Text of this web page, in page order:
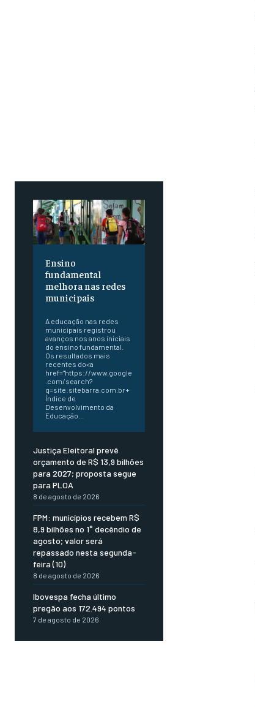
Ensino
fundamental
melhora nas redes
municipais
A educação nas redes
municipais registrou
avanços nos anos iniciais
do ensino fundamental.
Os resultados mais
recentes do<a
href="https://www.google
.com/search?
q=site:sitebarra.com.br+
Índice de
Desenvolvimento da
Educação...
Justiça Eleitoral prevê
orçamento de R$ 13,9 bilhões
para 2027; proposta segue
para PLOA
8 de agosto de 2026
FPM: municípios recebem R$
8,9 bilhões no 1° decêndio de
agosto; valor será
repassado nesta segunda-
feira (10)
8 de agosto de 2026
Ibovespa fecha último
pregão aos 172.494 pontos
7 de agosto de 2026